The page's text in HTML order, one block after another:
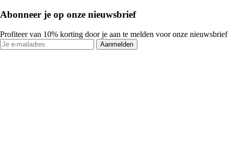
Abonneer je op onze nieuwsbrief
Profiteer van 10% korting door je aan te melden voor onze nieuwsbrief
Aanmelden